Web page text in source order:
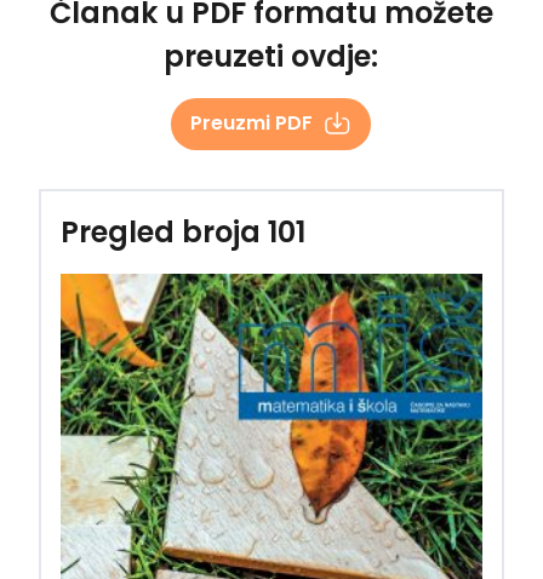
Članak u PDF formatu možete
preuzeti ovdje:
Preuzmi PDF
Pregled broja 101